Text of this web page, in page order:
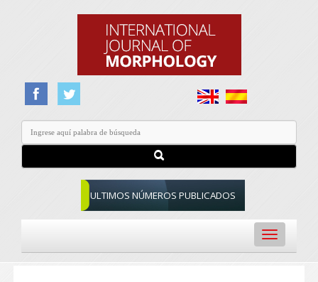
ULTIMOS NÚMEROS PUBLICADOS
Toggle
navigation